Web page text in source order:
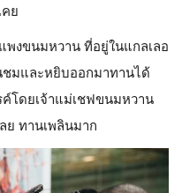
ย
พงขนมหวาน ที่อยู่ในแกลเลอ
ชมและหยิบออกมาทานได้
โดยเจ้าแม่เชฟขนมหวาน
ย ทานเพลินมาก